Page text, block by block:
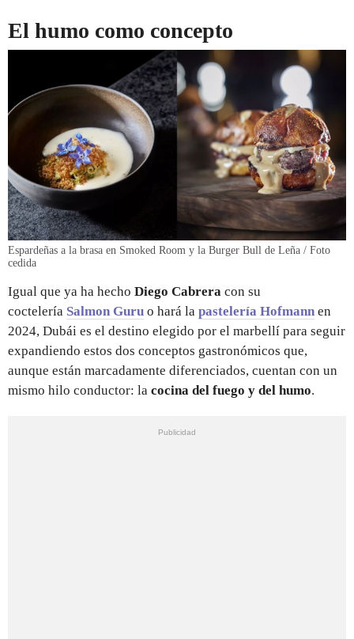
El humo como concepto
Espardeñas a la brasa en Smoked Room y la Burger Bull de Leña / Foto
cedida
Igual que ya ha hecho Diego Cabrera con su
coctelería Salmon Guru o hará la pastelería Hofmann en
2024, Dubái es el destino elegido por el marbellí para seguir
expandiendo estos dos conceptos gastronómicos que,
aunque están marcadamente diferenciados, cuentan con un
mismo hilo conductor: la cocina del fuego y del humo.